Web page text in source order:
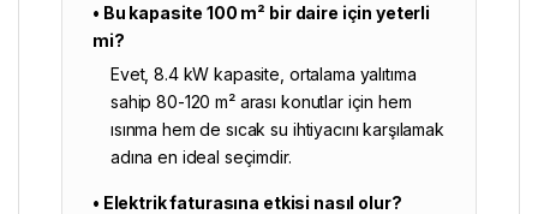
• Bu kapasite 100 m² bir daire için yeterli
mi?
Evet, 8.4 kW kapasite, ortalama yalıtıma
sahip 80-120 m² arası konutlar için hem
ısınma hem de sıcak su ihtiyacını karşılamak
adına en ideal seçimdir.
• Elektrik faturasına etkisi nasıl olur?